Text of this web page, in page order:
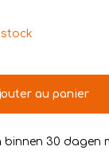
au panier
binnen 30 dagen